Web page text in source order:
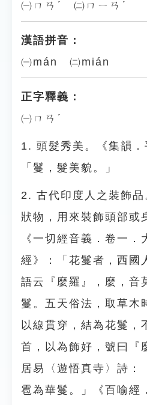
㈠ㄇㄢˊ ㈡ㄇㄧㄢˊ
漢語拼音：
㈠mán ㈡mián
正字釋義：
㈠ㄇㄢˊ
1. 頭髮秀美。《集韻．
「鬘，髮美貌。」
2. 古代印度人之裝飾
狀物，用來裝飾頭部或
《一切經音義．卷一．
經》：「花鬘者，西國
語云『麼羅』，麼，音
鬘。五天俗法，取草木
以線貫穿，結為花鬘，
首，以為飾好，號曰『
居易〈遊悟真寺〉詩：
雹為華鬘。」《百喻經